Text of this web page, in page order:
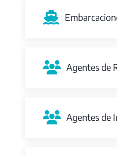
Agentes de
Agentes de